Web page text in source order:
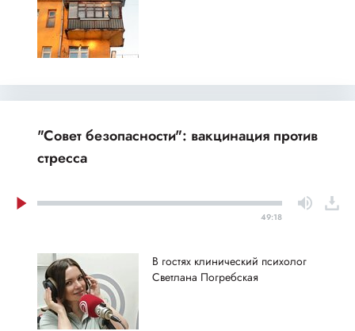
"Совет безопасности": вакцинация против
стресса
49:18
В гостях клинический психолог
Светлана Погребская